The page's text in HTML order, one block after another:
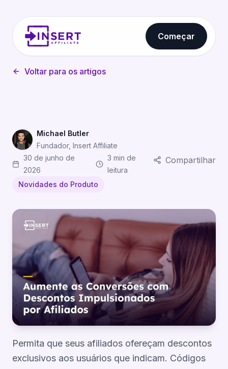
Começar
Voltar para os artigos
Michael Butler
Fundador, Insert Affiliate
30 de junho de
2026
3 min de
leitura
Novidades do Produto
Compartilhar
Aumente as Conversões com Descontos
Permita que seus afiliados ofereçam descontos
exclusivos aos usuários que indicam. Códigos